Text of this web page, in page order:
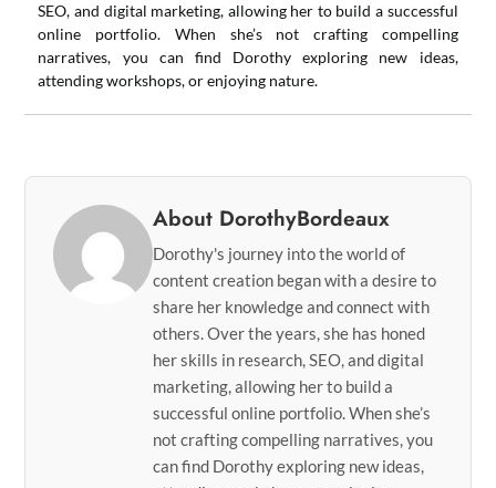
SEO, and digital marketing, allowing her to build a successful
online portfolio. When she’s not crafting compelling
narratives, you can find Dorothy exploring new ideas,
attending workshops, or enjoying nature.
About DorothyBordeaux
Dorothy's journey into the world of
content creation began with a desire to
share her knowledge and connect with
others. Over the years, she has honed
her skills in research, SEO, and digital
marketing, allowing her to build a
successful online portfolio. When she’s
not crafting compelling narratives, you
can find Dorothy exploring new ideas,